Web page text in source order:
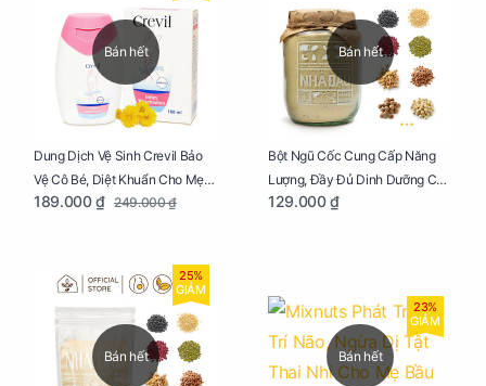
Bán hết
Dung Dịch Vệ Sinh Crevil Bảo
Vệ Cô Bé, Diệt Khuẩn Cho Mẹ
Bầu Chai 100ml
189.000 ₫ 249.000 ₫
Bán hết
Bột Ngũ Cốc Cung Cấp Năng
Lượng, Đầy Đủ Dinh Dưỡng Cho
Mẹ Bầu Hũ 250g
129.000 ₫
Bán hết
25%
GIẢM
Bán hết
23%
GIẢM